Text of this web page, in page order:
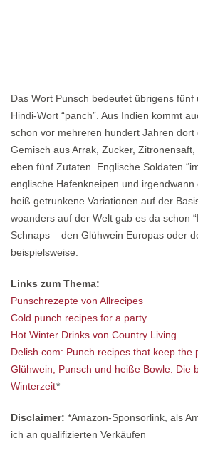
Das Wort Punsch bedeutet übrigens fünf
Hindi-Wort “panch”. Aus Indien kommt
schon vor mehreren hundert Jahren dort
Gemisch aus Arrak, Zucker, Zitronensaft,
eben fünf Zutaten. Englische Soldaten
englische Hafenkneipen und irgendwann
heiß getrunkene Variationen auf der
woanders auf der Welt gab es da schon
Schnaps – den Glühwein Europas oder
beispielsweise.
Links zum Thema:
Punschrezepte von Allrecipes
Cold punch recipes for a party
Hot Winter Drinks von Country Living
Delish.com: Punch recipes that keep the
Glühwein, Punsch und heiße Bowle: Die
Winterzeit*
Disclaimer: *Amazon-Sponsorlink, als
ich an qualifizierten Verkäufen